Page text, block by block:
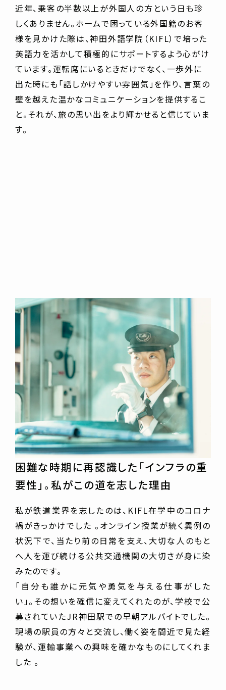
近年、乗客の半数以上が外国人の方という日も珍
しくありません。ホームで困っている外国籍のお客
様を見かけた際は、神田外語学院（KIFL）で培った
英語力を活かして積極的にサポートするよう心がけ
ています。運転席にいるときだけでなく、一歩外に
出た時にも「話しかけやすい雰囲気」を作り、言葉の
壁を越えた温かなコミュニケーションを提供するこ
と。それが、旅の思い出をより輝かせると信じていま
す。
困難な時期に再認識した「インフラの重
要性」。私がこの道を志した理由
私が鉄道業界を志したのは、KIFL在学中のコロナ
禍がきっかけでした 。オンライン授業が続く異例の
状況下で、当たり前の日常を支え、大切な人のもと
へ人を運び続ける公共交通機関の大切さが身に染
みたのです。
「自分も誰かに元気や勇気を与える仕事がした
い」。その想いを確信に変えてくれたのが、学校で公
募されていたJR神田駅での早朝アルバイトでした。
現場の駅員の方々と交流し、働く姿を間近で見た経
験が、運輸事業への興味を確かなものにしてくれま
した 。